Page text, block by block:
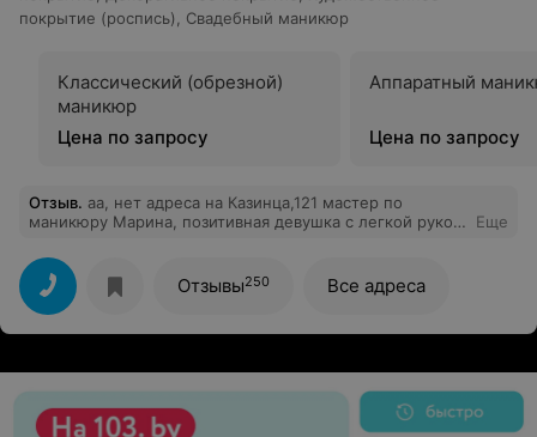
покрытие (роспись)
Свадебный маникюр
Классический (обрезной)
маникюр
Цена по запросу
Аппаратный
Цена по запросу
Отзыв. аа, нет адреса на Казинца,121 мастер по
маникюру Марина, позитивная девушка с легкой рукой
Рекомендую!!!!
Еще
Отзывы250 Все адреса